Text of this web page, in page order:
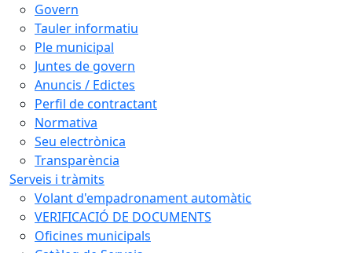
Govern
Tauler informatiu
Ple municipal
Juntes de govern
Anuncis / Edictes
Perfil de contractant
Normativa
Seu electrònica
Transparència
Serveis i tràmits
Volant d'empadronament automàtic
VERIFICACIÓ DE DOCUMENTS
Oficines municipals